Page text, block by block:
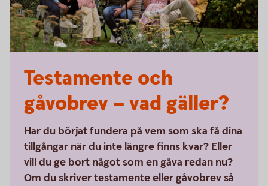
Testamente och
gåvobrev – vad gäller?
Har du börjat fundera på vem som ska få dina
tillgångar när du inte längre finns kvar? Eller
vill du ge bort något som en gåva redan nu?
Om du skriver testamente eller gåvobrev så